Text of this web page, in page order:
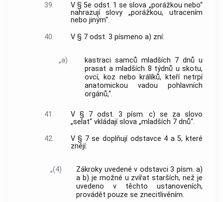
39.
V § 5e odst. 1 se slova „porážkou nebo“
nahrazují slovy „porážkou, utracením
nebo jiným“.
40.
V § 7 odst. 3 písmeno a) zní:
„a)
kastraci samců mladších 7 dnů u
prasat a mladších 8 týdnů u skotu,
ovcí, koz nebo králíků, kteří netrpí
anatomickou vadou pohlavních
orgánů,“.
41.
V § 7 odst. 3 písm. c) se za slovo
„selat“ vkládají slova „mladších 7 dnů“.
42.
V § 7 se doplňují odstavce 4 a 5, které
znějí:
„(4)
Zákroky uvedené v odstavci 3 písm. a)
a b) je možné u zvířat starších, než je
uvedeno v těchto ustanoveních,
provádět pouze se znecitlivěním.